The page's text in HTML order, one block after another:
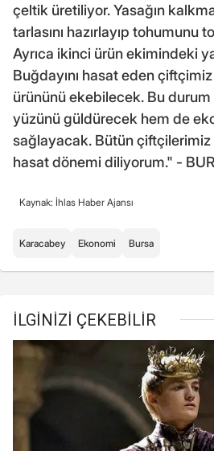
çeltik üretiliyor. Yasağın
tarlasını hazırlayıp tohumunu
Ayrıca ikinci ürün ekimindeki
Buğdayını hasat eden
ürününü ekebilecek. Bu
yüzünü güldürecek hem de
sağlayacak. Bütün çiftçilerimiz
hasat dönemi diliyorum." -
Kaynak: İhlas Haber Ajansı
Karacabey Ekonomi Bursa